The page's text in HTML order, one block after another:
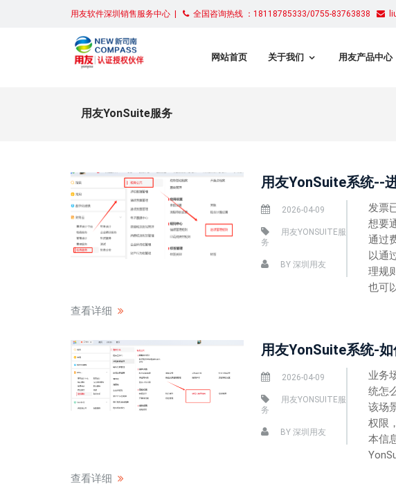
用友软件深圳销售服务中心 | 全国咨询热线 ：18118785333/0755-83763838
网站首页 关于我们 用友产品中心
用友YonSuite服务
用友YonSuite系统--
2026-04-09
用友YONSUITE服
务
BY 深圳用友
发票
想要
通过
以通
理规
也可
查看详细
用友YonSuite系统-
2026-04-09
用友YONSUITE服
务
BY 深圳用友
业务
统怎
该场
权限
本信
查看详细